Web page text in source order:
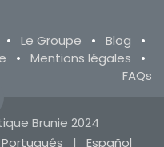
• Le Groupe • Blog
•
• Mentions légales
•
FAQs
Brunie 2024
Português | Español